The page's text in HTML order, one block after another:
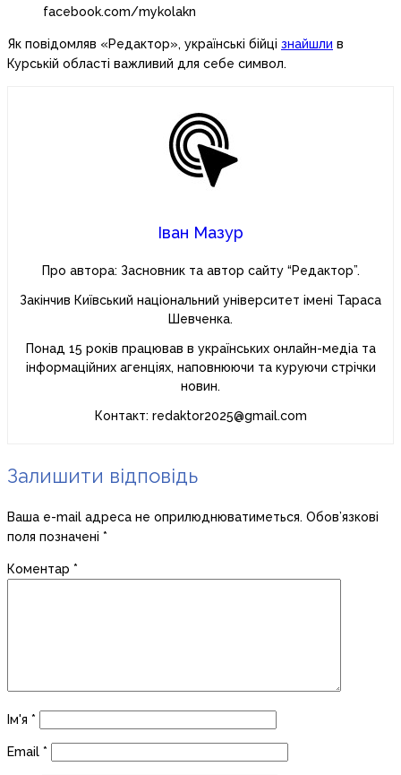
facebook.com/mykolakn
Як повідомляв «Редактор», українські бійці знайшли в
Курській області важливий для себе символ.
Іван Мазур
Про автора: Засновник та автор сайту “Редактор”.
Закінчив Київський національний університет імені Тараса
Шевченка.
Понад 15 років працював в українських онлайн-медіа та
інформаційних агенціях, наповнюючи та куруючи стрічки
новин.
Контакт: redaktor2025@gmail.com
Залишити відповідь
Ваша e-mail адреса не оприлюднюватиметься. Обов’язкові
поля позначені *
Коментар *
Ім'я *
Email *